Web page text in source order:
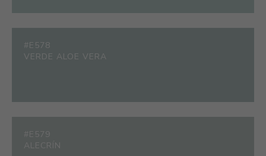
#E578
VERDE ALOE VERA
#E579
ALECRÍN